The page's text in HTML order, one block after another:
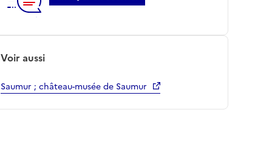
Voir aussi
Saumur ; château-musée de Saumur